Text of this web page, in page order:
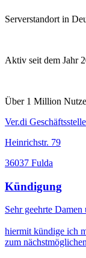
Serverstandort in
Aktiv seit dem Jahr
Über 1 Million
Ver.di
Heinrichstr. 79
36037 Fulda
Kündigung
Sehr geehrte Damen
hiermit kündige ich
zum